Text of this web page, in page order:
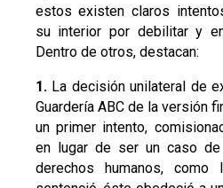
estos existen claros
su interior por debilitar y
Dentro de otros, destacan:
1.La decisión unilateral de
Guardería ABC de la versión
un primer intento,
en lugar de ser un caso
derechos humanos,